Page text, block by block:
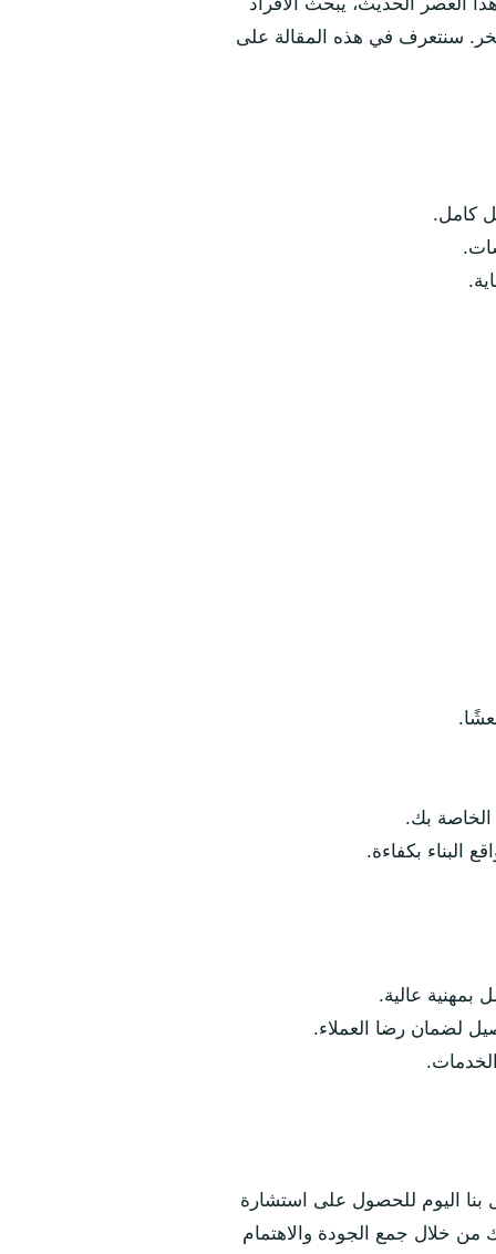
سنتعرف في هذه المقالة على
كامل.
بك.
البناء بكفاءة.
عالية.
لضمان رضا العملاء.
بنا اليوم للحصول على استشارة
من خلال جمع الجودة والاهتمام